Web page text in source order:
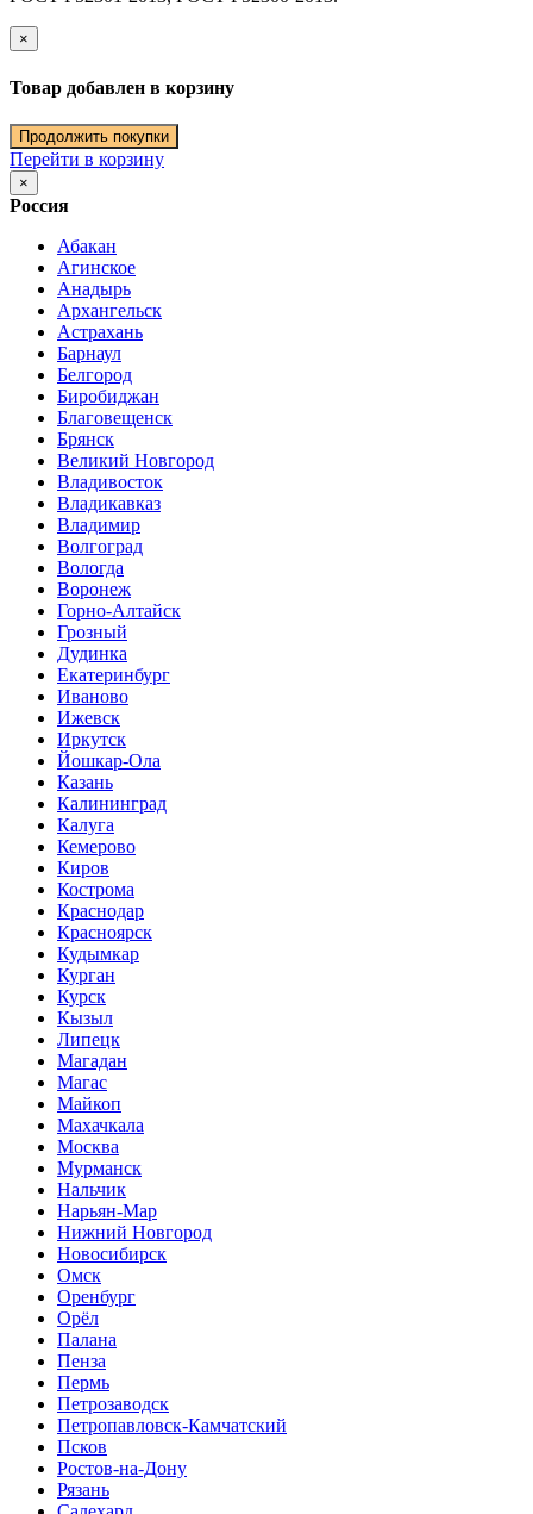
×
Товар добавлен в корзину
Продолжить покупки
Перейти в корзину
×
Россия
Абакан
Агинское
Анадырь
Архангельск
Астрахань
Барнаул
Белгород
Биробиджан
Благовещенск
Брянск
Великий Новгород
Владивосток
Владикавказ
Владимир
Волгоград
Вологда
Воронеж
Горно-Алтайск
Грозный
Дудинка
Екатеринбург
Иваново
Ижевск
Иркутск
Йошкар-Ола
Казань
Калининград
Калуга
Кемерово
Киров
Кострома
Краснодар
Красноярск
Кудымкар
Курган
Курск
Кызыл
Липецк
Магадан
Магас
Майкоп
Махачкала
Москва
Мурманск
Нальчик
Нарьян-Мар
Нижний Новгород
Новосибирск
Омск
Оренбург
Орёл
Палана
Пенза
Пермь
Петрозаводск
Петропавловск-Камчатский
Псков
Ростов-на-Дону
Рязань